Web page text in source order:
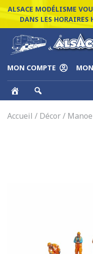
ALSACE MODÉLISME
DANS LES
MON COMPTE
Accueil / Décor/